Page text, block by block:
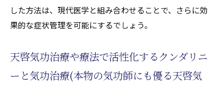
した方法は、現代医学と組み合わせることで、さらに効
果的な症状管理を可能にするでしょう。
天啓気功治療や療法で活性化するクンダリニ
ーと気功治療(本物の気功師にも優る天啓気